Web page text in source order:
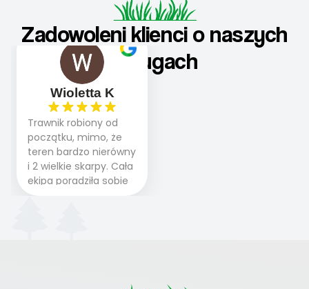
Zadowoleni klienci o naszych
usługach
Wioletta K
Trawnik robiony od
początku, mimo, że
teren bardzo nierówny
i 2 wielkie skarpy. Cała
ekipa poradziła sobie
WSPANIALE od